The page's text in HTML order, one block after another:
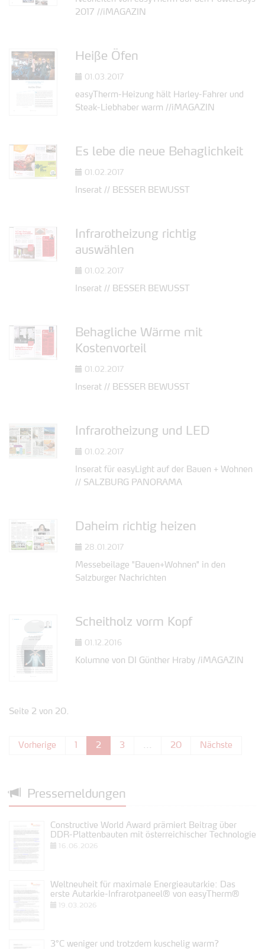
2017 //iMAGAZIN
Heiße Öfen
01.03.2017
easyTherm-Heizung hält Harley-Fahrer und
Steak-Liebhaber warm //iMAGAZIN
Es lebe die neue Behaglichkeit
01.02.2017
Inserat // BESSER BEWUSST
Infrarotheizung richtig
auswählen
01.02.2017
Inserat // BESSER BEWUSST
Behagliche Wärme mit
Kostenvorteil
01.02.2017
Inserat // BESSER BEWUSST
Infrarotheizung und LED
01.02.2017
Inserat für easyLight auf der Bauen + Wohnen
// SALZBURG PANORAMA
Daheim richtig heizen
28.01.2017
Messebeilage "Bauen+Wohnen" in den
Salzburger Nachrichten
Scheitholz vorm Kopf
01.12.2016
Kolumne von DI Günther Hraby /iMAGAZIN
Seite 2 von 20.
Vorherige 1 2 3 20 Nächste
Pressemeldungen
Constructive World Award prämiert Beitrag über
DDR-Plattenbauten mit österreichischer Technologie
16.06.2026
Weltneuheit für maximale Energieautarkie: Das
erste Autarkie-Infrarotpaneel® von easyTherm®
19.03.2026
3°C weniger und trotzdem kuschelig warm?